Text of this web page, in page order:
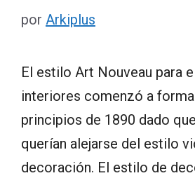
por Arkiplus
El estilo Art Nouveau para
interiores comenzó a
principios de 1890 dado
querían alejarse del estilo
decoración. El estilo de